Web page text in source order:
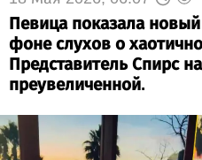
Певица показала
фоне слухов о
Представитель Спирс
преувеличенной.